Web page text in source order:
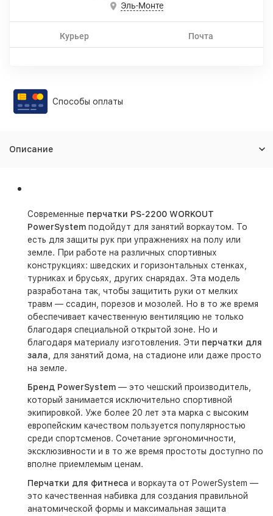
Эль-Монте
Курьер Почта
Способы оплаты
Описание
Современные перчатки PS-2200 WORKOUT
PowerSystem подойдут для занятий воркаутом. То
есть для защиты рук при упражнениях на полу или
земле. При работе на различных спортивных
конструкциях: шведских и горизонтальных стенках,
турниках и брусьях, других снарядах. Эта модель
разработана так, чтобы защитить руки от мелких
травм — ссадин, порезов и мозолей. Но в то же время
обеспечивает качественную вентиляцию не только
благодаря специальной открытой зоне. Но и
благодаря материалу изготовления. Эти перчатки для
зала , для занятий дома, на стадионе или даже просто
на земле.
Бренд PowerSystem — это чешский производитель,
который занимается исключительно спортивной
экипировкой. Уже более 20 лет эта марка с высоким
европейским качеством пользуется популярностью
среди спортсменов. Сочетание эргономичности,
эксклюзивности и в то же время простоты доступно по
вполне приемлемым ценам.
Перчатки для фитнеса и воркаута от PowerSystem —
это качественная набивка для создания правильной
анатомической формы и максимальная защита